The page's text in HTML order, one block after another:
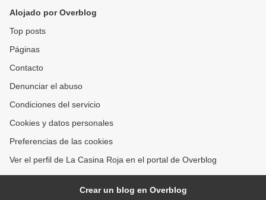
Alojado por Overblog
Top posts
Páginas
Contacto
Denunciar el abuso
Condiciones del servicio
Cookies y datos personales
Preferencias de las cookies
Ver el perfil de La Casina Roja en el portal de Overblog
Crear un blog en Overblog